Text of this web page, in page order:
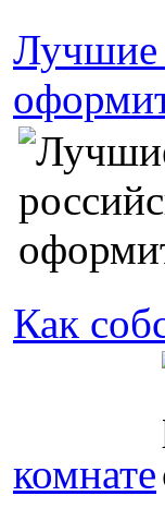
Лучшие
Как
комнате